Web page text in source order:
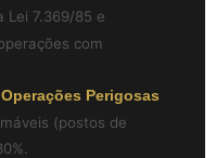
Lei 7.369/85 e
com
Perigosas
(postos de